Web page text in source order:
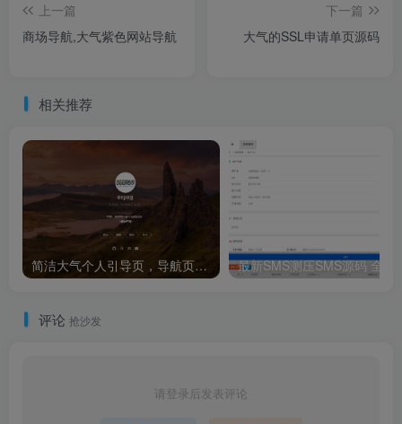
上一篇
商场导航,大气紫色网站导航
下一篇
大气的SSL申请单页源码
相关推荐
简洁大气个人引导页，导航页单页源码html源码
评论 抢沙发
请登录后发表评论